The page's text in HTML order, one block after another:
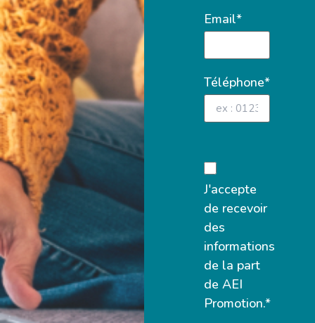
Email*
Téléphone*
J'accepte
de recevoir
des
informations
de la part
de AEI
Promotion.*